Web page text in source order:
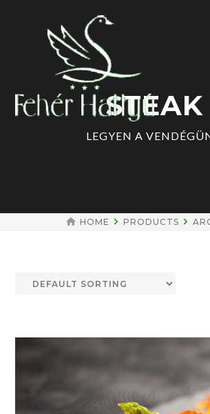
STEAK
LEGYEN A
HOME PRODUCTS